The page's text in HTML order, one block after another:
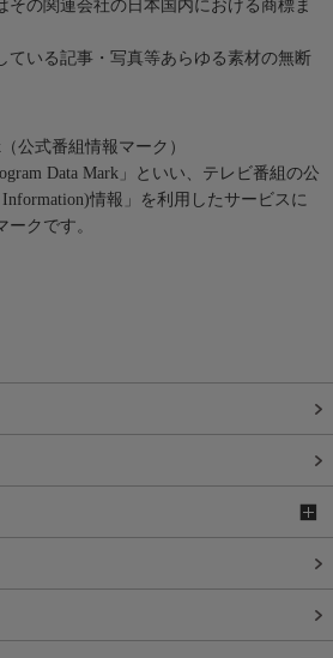
その関連会社の日本国内における商標ま
ている記事・写真等あらゆる素材の無断
公式番組情報マーク）
Data Mark」といい、テレビ番組の公
情報」を利用したサービスに
クです。